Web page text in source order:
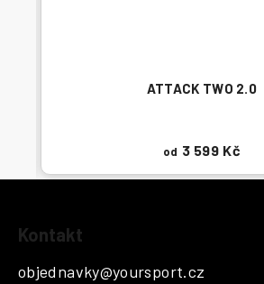
ATTACK TWO 2.0
od 3 599 Kč
Kontakt
objednavky@yoursport.cz